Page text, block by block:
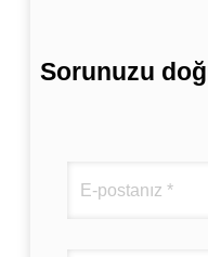
Sorunuzu